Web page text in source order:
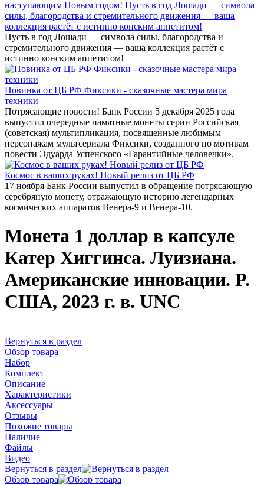
наступающим Новым годом! Пусть в год Лошади — символа
силы, благородства и стремительного движения — ваша
коллекция растёт с истинно конским аппетитом!
Пусть в год Лошади — символа силы, благородства и
стремительного движения — ваша коллекция растёт с
истинно конским аппетитом!
Новинка от ЦБ РФ Фиксики - сказочные мастера мира
техники
Потрясающие новости! Банк России 5 декабря 2025 года
выпустил очередные памятные монеты серии Российская
(советская) мультипликация, посвященные любимым
персонажам мультсериала Фиксики, созданного по мотивам
повести Эдуарда Успенского «Гарантийные человечки».
Космос в ваших руках! Новый релиз от ЦБ РФ
17 ноября Банк России выпустил в обращение потрясающую
серебряную монету, отражающую историю легендарных
космических аппаратов Венера-9 и Венера-10.
Монета 1 доллар в капсуле
Катер Хиггинса. Луизиана.
Американские инновации. P.
США, 2023 г. в. UNC
Вернуться в раздел
Обзор товара
Набор
Комплект
Описание
Характеристики
Аксессуары
Отзывы
Похожие товары
Наличие
Файлы
Видео
Вернуться в раздел
Обзор товара